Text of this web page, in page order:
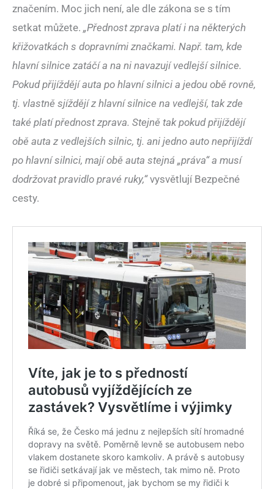
značením. Moc jich není, ale dle zákona se s tím
setkat můžete. „Přednost zprava platí i na některých
křižovatkách s dopravními značkami. Např. tam, kde
hlavní silnice zatáčí a na ni navazují vedlejší silnice.
Pokud přijíždějí auta po hlavní silnici a jedou obě rovně,
tj. vlastně sjíždějí z hlavní silnice na vedlejší, tak zde
také platí přednost zprava. Stejně tak pokud přijíždějí
obě auta z vedlejších silnic, tj. ani jedno auto nepřijíždí
po hlavní silnici, mají obě auta stejná „práva“ a musí
dodržovat pravidlo pravé ruky,“vysvětlují Bezpečné
cesty.